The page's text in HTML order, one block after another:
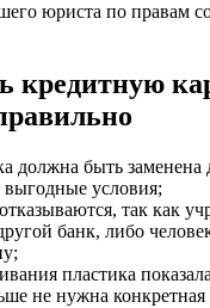
юриста по правам
кредитную
должна быть заменена
условия;
так как
банк, либо
пластика
не нужна конкретная